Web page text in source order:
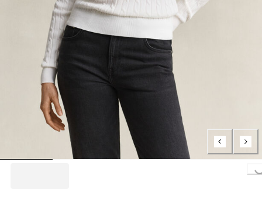
Loading...